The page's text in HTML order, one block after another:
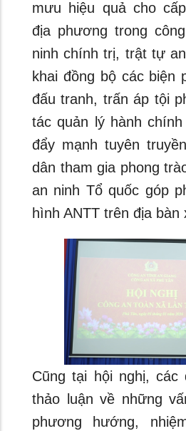
mưu hiệu quả cho
địa phương trong
ninh chính trị, trật tự
khai đồng bộ các biện
đấu tranh, trấn áp tội
tác quản lý hành
đẩy mạnh tuyên
dân tham gia phong
an ninh Tổ quốc góp
hình ANTT trên địa bàn
Cũng tại hội nghị, các
thảo luận về những
phương hướng,